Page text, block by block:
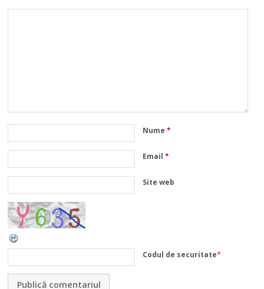
Nume*
Email*
Site web
Codul de securitate*